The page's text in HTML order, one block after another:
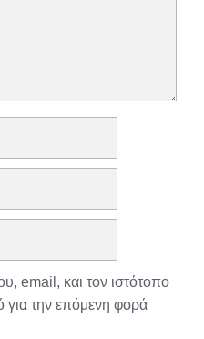
email, και τον ιστότοπο
για την επόμενη φορά